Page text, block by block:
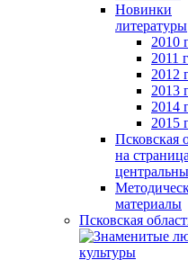
Новинки
литературы
2010
2011
2012
2013
2014
2015
Псковская
на
материалы
Псковская